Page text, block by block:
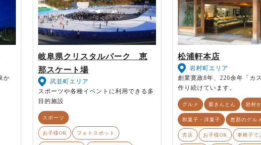
か
岐阜県クリスタルパーク 恵
那スケート場
武並町エリア
スポーツや各種イベントに利用できる多
目的施設
スポーツ
お子様OK フォトスポット
松浦軒本店
岩村町エリア
創業寛政8年、220余年「カ
作り続けています。
グルメ 栗きんとん 岩村
和菓子・洋菓子 恵那のグルメ
売店 お子様OK 車椅子で